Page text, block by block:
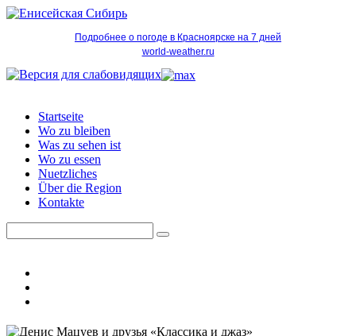
Подробнее о погоде в Красноярске на 7 дней
world-weather.ru
Startseite
Wo zu bleiben
Was zu sehen ist
Wo zu essen
Nuetzliches
Über die Region
Kontakte